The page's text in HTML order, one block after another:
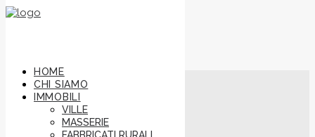
HOME
CHI SIAMO
IMMOBILI
VILLE
MASSERIE
bioedilizia